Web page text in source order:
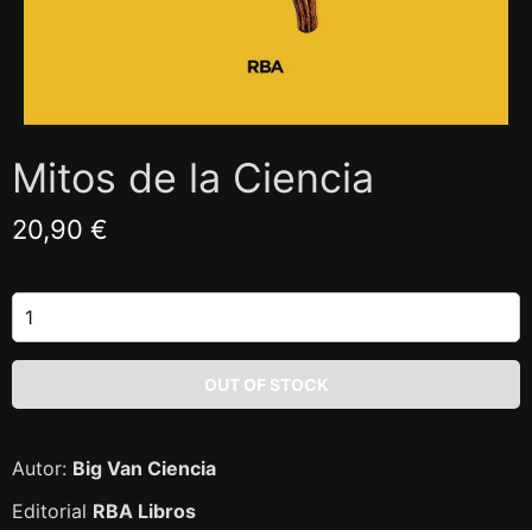
Mitos de la Ciencia
20,90 €
Autor: Big Van Ciencia
Editorial RBA Libros